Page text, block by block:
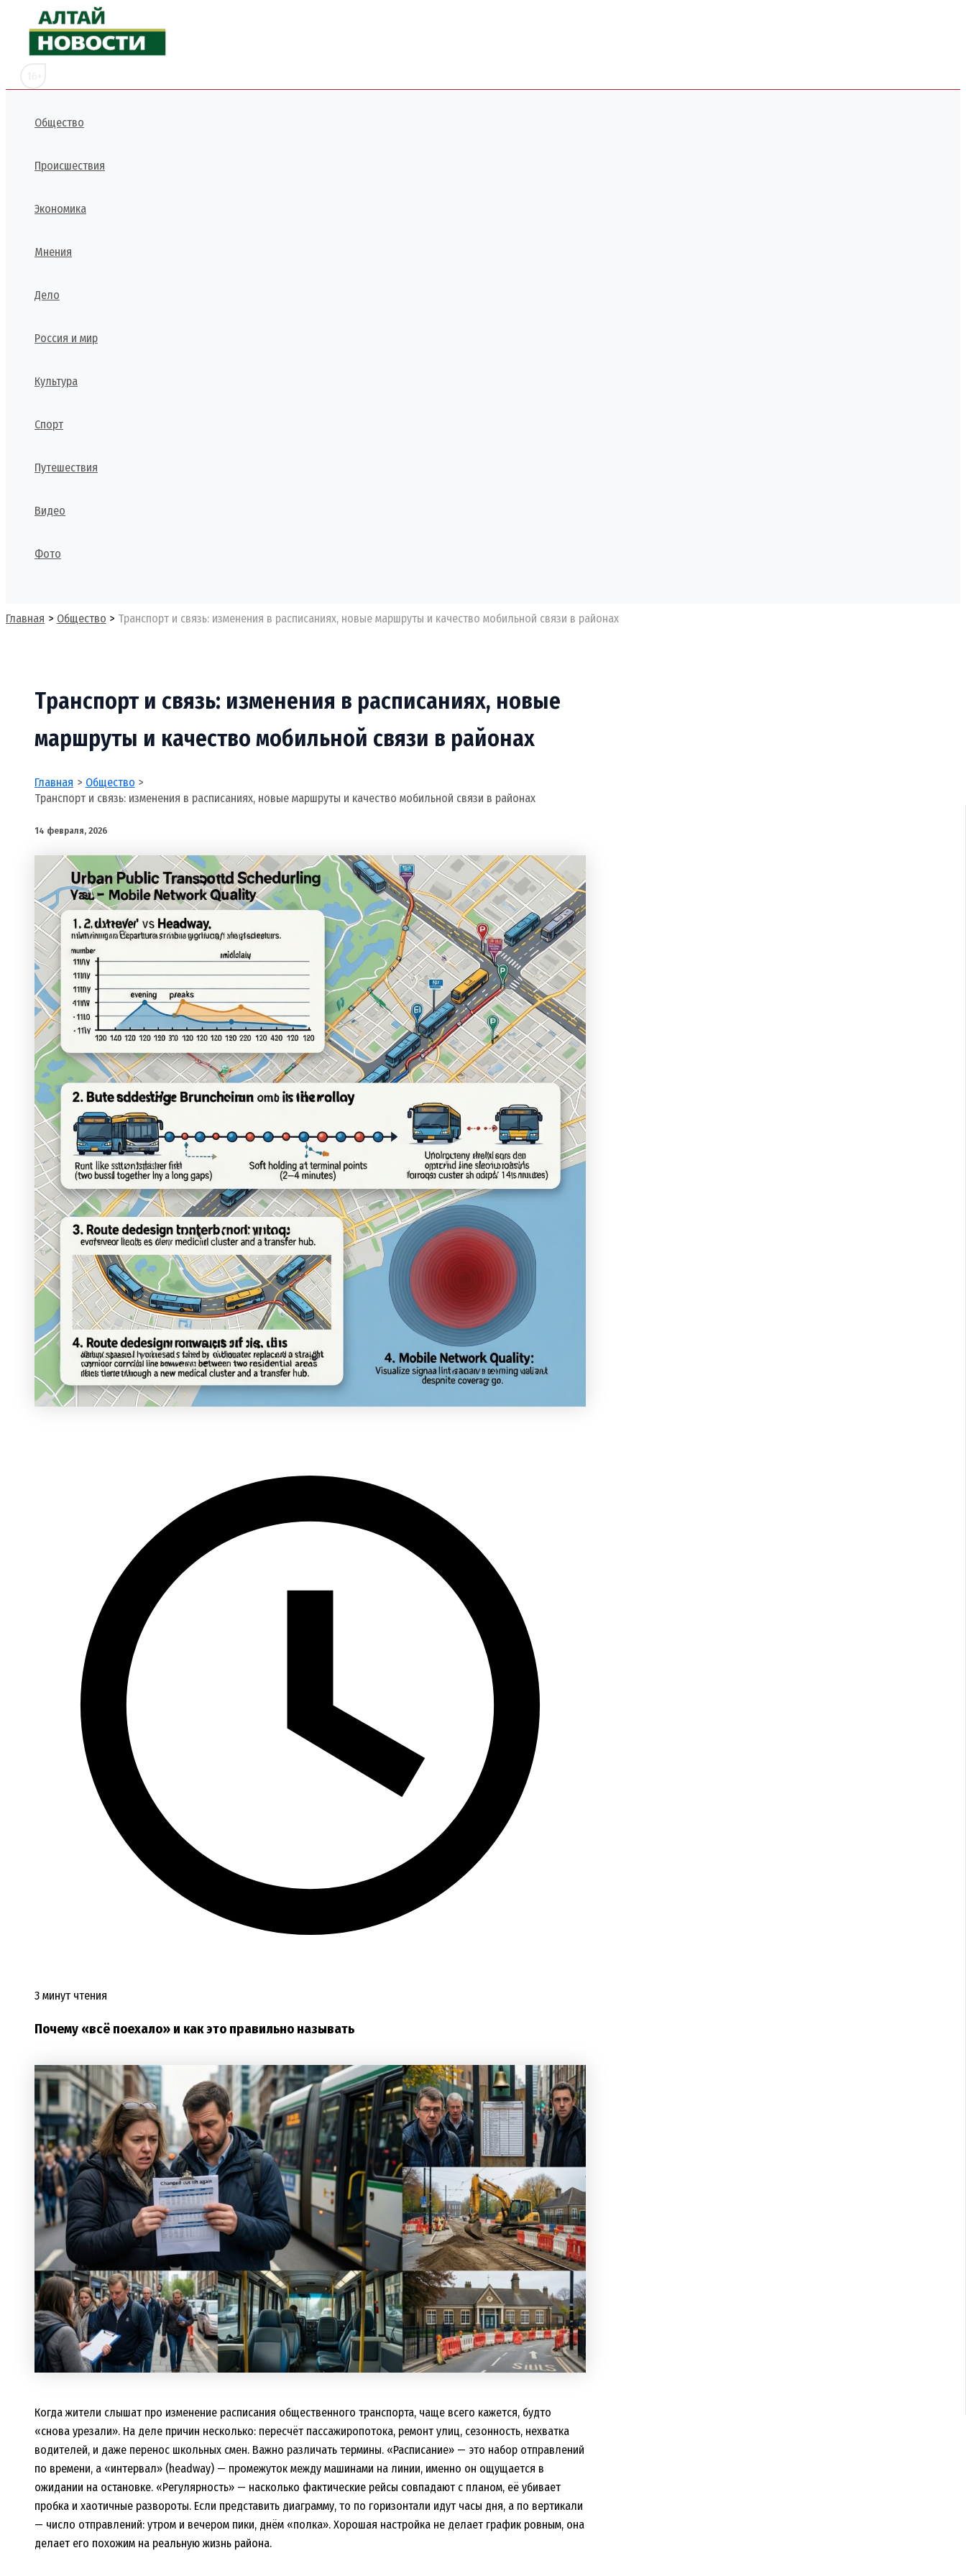
Перейти
содержимому
Общество
Происшествия
Экономика
Мнения
Дело
Россия и мир
Культура
Спорт
Путешествия
Видео
Фото
Главная Общество Транспорт и связь: изменения в расписаниях, новые маршруты и качество мобильной связи в районах
Транспорт и связь: изменения в расписаниях, новые
маршруты и качество мобильной связи в районах
Главная
Общество
Транспорт и связь: изменения в расписаниях, новые маршруты и качество мобильной связи в районах
14 февраля, 2026
3 минут чтения
Почему «всё поехало» и как это правильно называть
Когда жители слышат про изменение расписания общественного транспорта, чаще всего кажется, будто
«снова урезали». На деле причин несколько: пересчёт пассажиропотока, ремонт улиц, сезонность, нехватка
водителей, и даже перенос школьных смен. Важно различать термины. «Расписание» — это набор отправлений
по времени, а «интервал» (headway) — промежуток между машинами на линии, именно он ощущается в
ожидании на остановке. «Регулярность» — насколько фактические рейсы совпадают с планом, её убивает
пробка и хаотичные развороты. Если представить диаграмму, то по горизонтали идут часы дня, а по вертикали
— число отправлений: утром и вечером пики, днём «полка». Хорошая настройка не делает график ровным, она
делает его похожим на реальную жизнь района.